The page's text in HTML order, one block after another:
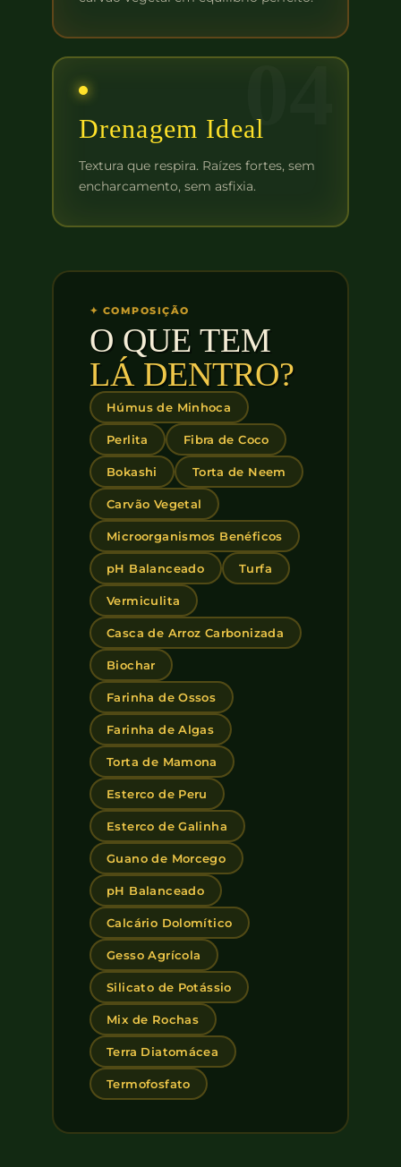
04
Drenagem Ideal
Textura que respira. Raízes fortes, sem
encharcamento, sem asfixia.
✦ COMPOSIÇÃO
O QUE TEM
LÁ DENTRO?
Húmus de Minhoca
Perlita Fibra de Coco
Bokashi Torta de Neem
Carvão Vegetal
Microorganismos Benéficos
pH Balanceado Turfa
Vermiculita
Casca de Arroz Carbonizada
Biochar
Farinha de Ossos
Farinha de Algas
Torta de Mamona
Esterco de Peru
Esterco de Galinha
Guano de Morcego
pH Balanceado
Calcário Dolomítico
Gesso Agrícola
Silicato de Potássio
Mix de Rochas
Terra Diatomácea
Termofosfato